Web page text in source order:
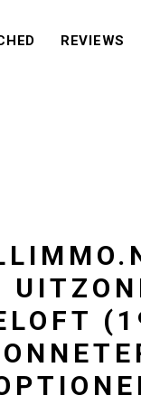
(MATCHED)
REVIEWS